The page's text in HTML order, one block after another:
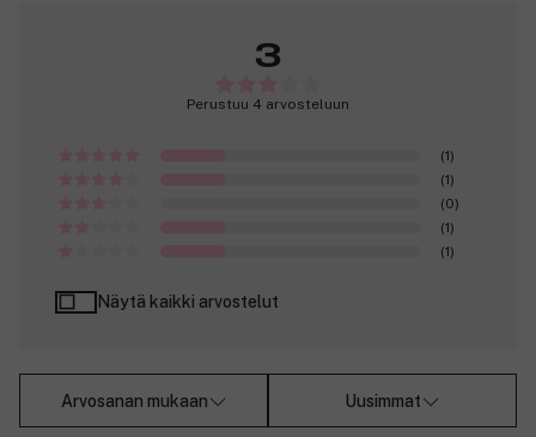
3
Perustuu 4 arvosteluun
(1)
(1)
(0)
(1)
(1)
Näytä kaikki arvostelut
Arvosanan mukaan Uusimmat